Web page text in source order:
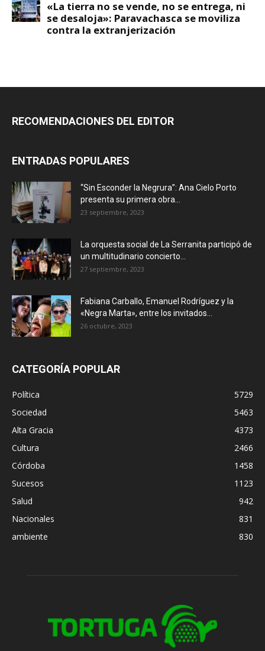
RECOMENDACIONES DEL EDITOR
ENTRADAS POPULARES
“Sin Esconder la Negrura”: Ana Cielo Porto
presenta su primera obra...
23 septiembre, 2023
La orquesta social de La Serranita participó de
un multitudinario concierto...
27 septiembre, 2023
Fabiana Carballo, Emanuel Rodríguez y la
«Negra Marta», entre los invitados...
26 octubre, 2023
CATEGORÍA POPULAR
Política
5729
Sociedad
5463
Alta Gracia
4373
Cultura
2466
Córdoba
1458
Sucesos
1123
Salud
942
Nacionales
831
ambiente
830